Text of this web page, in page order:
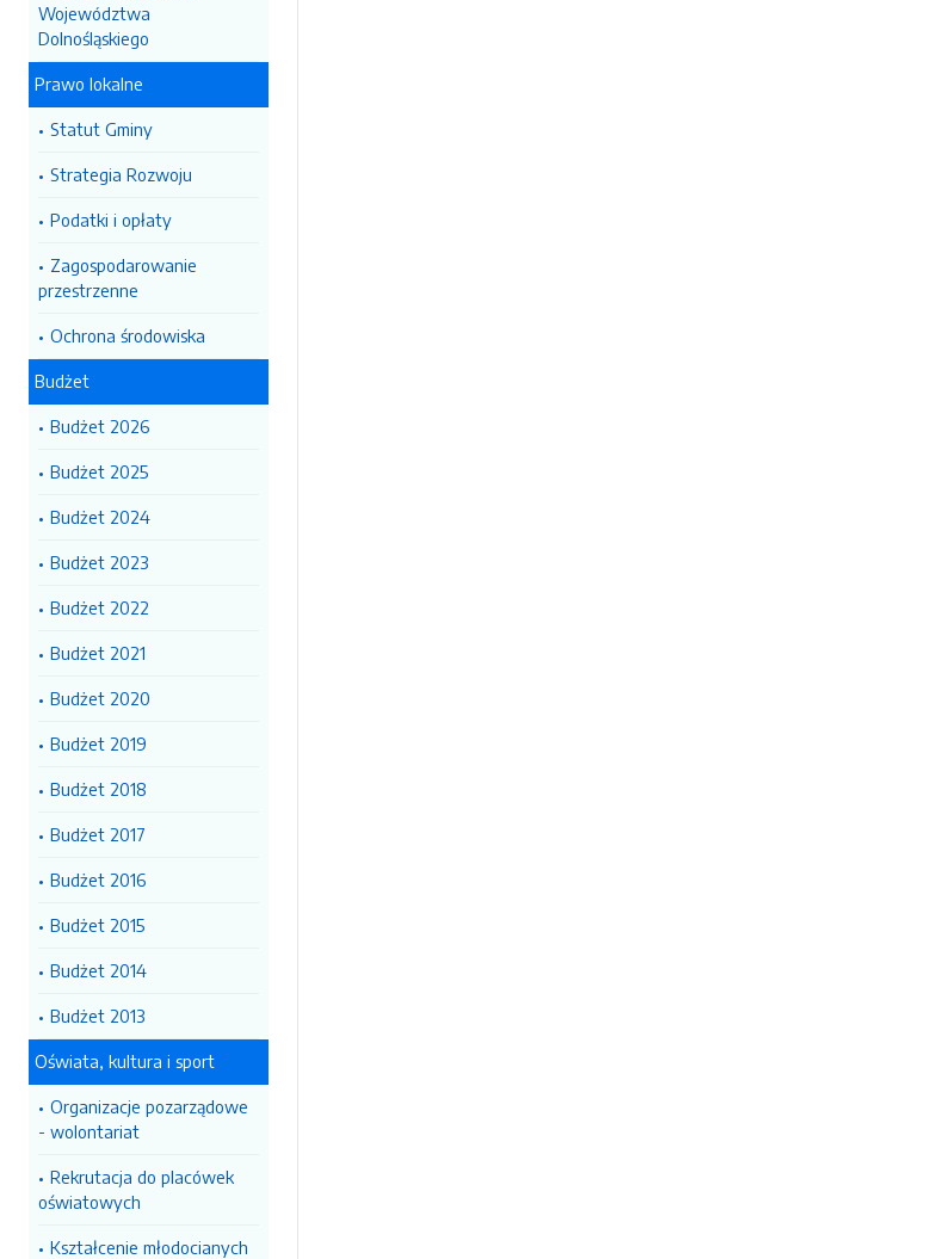
Województwa
Dolnośląskiego
Prawo lokalne
Statut Gminy
Strategia Rozwoju
Podatki i opłaty
Zagospodarowanie
przestrzenne
Ochrona środowiska
Budżet
Budżet 2026
Budżet 2025
Budżet 2024
Budżet 2023
Budżet 2022
Budżet 2021
Budżet 2020
Budżet 2019
Budżet 2018
Budżet 2017
Budżet 2016
Budżet 2015
Budżet 2014
Budżet 2013
Oświata, kultura i sport
Organizacje pozarządowe
- wolontariat
Rekrutacja do placówek
oświatowych
Kształcenie młodocianych